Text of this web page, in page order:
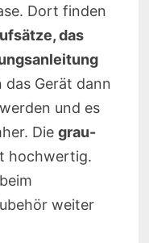
Dort finden
das
das Gerät dann
und es
Die grau-
hochwertig.
weiter